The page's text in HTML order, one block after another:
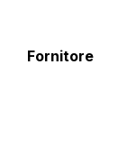
Fornitore